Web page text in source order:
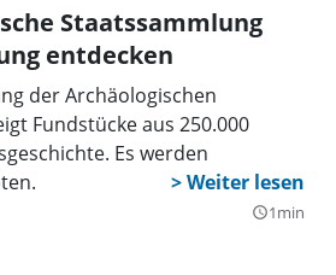
Staatssammlung
entdecken
der Archäologischen
Fundstücke aus 250.000
Es werden
query_builder1min